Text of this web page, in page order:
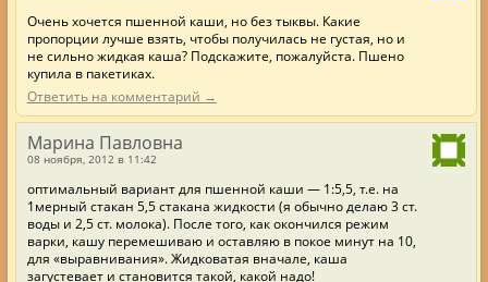
Очень хочется пшенной каши, но без тыквы. Какие
пропорции лучше взять, чтобы получилась не густая, но и
не сильно жидкая каша? Подскажите, пожалуйста. Пшено
купила в пакетиках.
Ответить на комментарий →
Марина Павловна
08 ноября, 2012 в 11:42
оптимальный вариант для пшенной каши — 1:5,5, т.е. на
1мерный стакан 5,5 стакана жидкости (я обычно делаю 3 ст.
воды и 2,5 ст. молока). После того, как окончился режим
варки, кашу перемешиваю и оставляю в покое минут на 10,
для «выравнивания». Жидковатая вначале, каша
загустевает и становится такой, какой надо!